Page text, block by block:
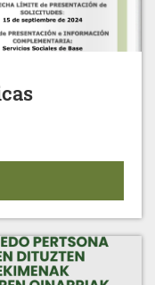
- Ayudas